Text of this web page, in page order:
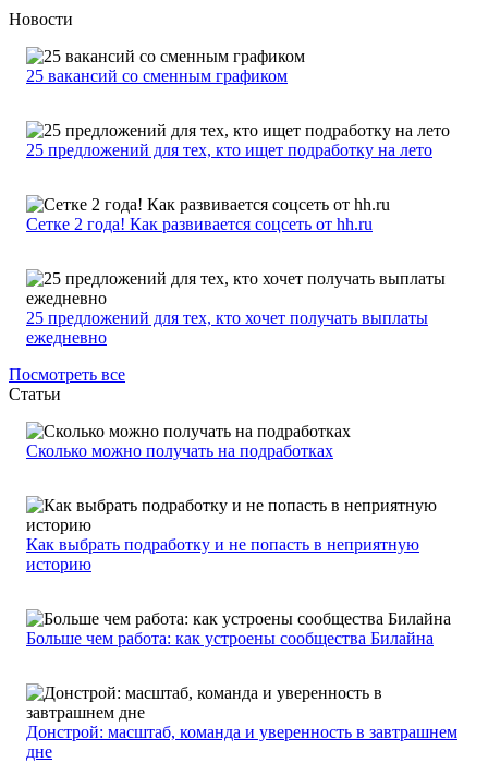
Новости
25 вакансий со сменным графиком
25 предложений для тех, кто ищет подработку на лето
Сетке 2 года! Как развивается соцсеть от hh.ru
25 предложений для тех, кто хочет получать выплаты
ежедневно
Посмотреть все
Статьи
Сколько можно получать на подработках
Как выбрать подработку и не попасть в неприятную
историю
Больше чем работа: как устроены сообщества Билайна
Донстрой: масштаб, команда и уверенность в завтрашнем
дне